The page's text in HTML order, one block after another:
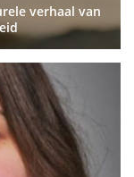
verhaal van